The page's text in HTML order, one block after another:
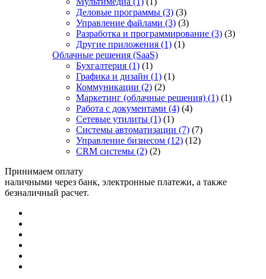
Деловые программы (3) (3)
Управление файлами (3) (3)
Разработка и программирование (3) (3)
Другие приложения (1) (1)
Облачные решения (SaaS)
Бухгалтерия (1) (1)
Графика и дизайн (1) (1)
Коммуникации (2) (2)
Маркетинг (облачные решения) (1) (1)
Работа с документами (4) (4)
Сетевые утилиты (1) (1)
Системы автоматизации (7) (7)
Управление бизнесом (12) (12)
CRM системы (2) (2)
Принимаем оплату
наличными через банк, электронные платежи, а также
безналичный расчет.